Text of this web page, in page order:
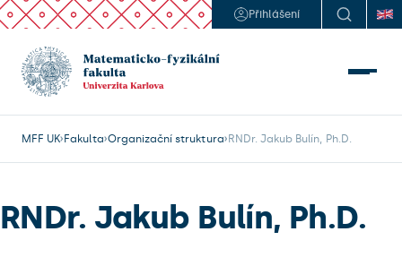
Přihlášení
MFF UK Fakulta Organizační struktura RNDr. Jakub Bulín, Ph.D.
RNDr. Jakub Bulín, Ph.D.